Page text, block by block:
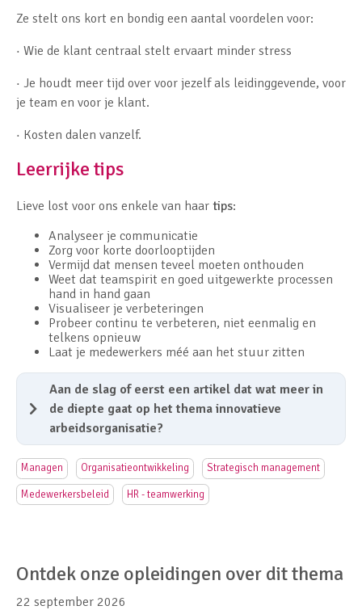
Ze stelt ons kort en bondig een aantal voordelen voor:
· Wie de klant centraal stelt ervaart minder stress
· Je houdt meer tijd over voor jezelf als leidinggevende, voor
je team en voor je klant.
· Kosten dalen vanzelf.
Leerrijke tips
Lieve lost voor ons enkele van haar tips:
Analyseer je communicatie
Zorg voor korte doorlooptijden
Vermijd dat mensen teveel moeten onthouden
Weet dat teamspirit en goed uitgewerkte processen
hand in hand gaan
Visualiseer je verbeteringen
Probeer continu te verbeteren, niet eenmalig en
telkens opnieuw
Laat je medewerkers méé aan het stuur zitten
Aan de slag of eerst een artikel dat wat meer in
de diepte gaat op het thema innovatieve
arbeidsorganisatie?
Managen Organisatieontwikkeling Strategisch management
Medewerkersbeleid HR - teamwerking
Ontdek onze opleidingen over dit thema
22 september 2026